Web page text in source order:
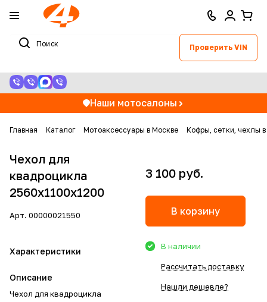
Проверить VIN
Наши мотосалоны
Главная Каталог Мотоаксессуары в Москве Кофры, сетки, чехлы
Чехол для
квадроцикла
2560x1100x1200
Арт. 00000021550
Характеристики
Описание
Чехол для квадроцикла
3 100 руб.
В корзину
В наличии
Рассчитать доставку
Нашли дешевле?